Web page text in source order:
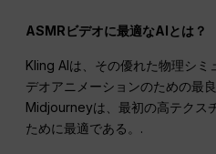
ASMRビデオに最適なAIとは？
Kling AIは、その優れた物理シ
デオアニメーションのための最
Midjourneyは、最初の高テクス
ために最適である。.